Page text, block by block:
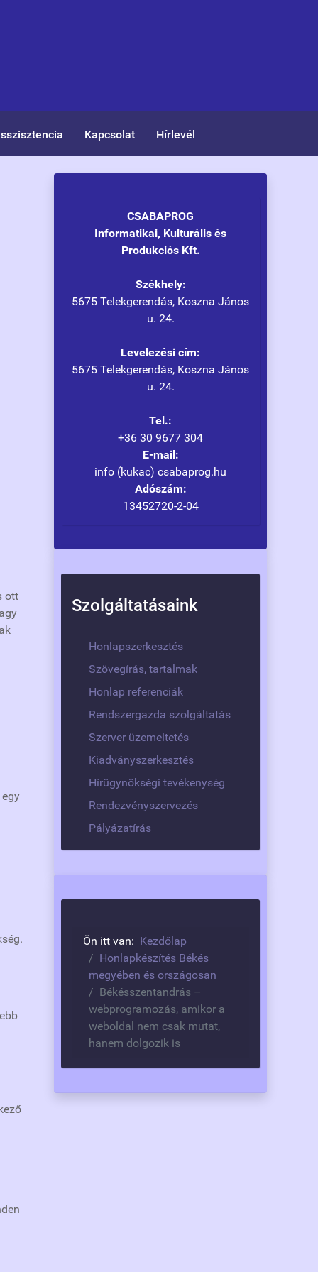
Kapcsolat Hírlevél
ott
CSABAPROG
Informatikai, Kulturális és
Produkciós Kft.
Székhely:
5675 Telekgerendás, Koszna János
u. 24.
Levelezési cím:
5675 Telekgerendás, Koszna János
u. 24.
Tel.:
+36 30 9677 304
E-mail:
info (kukac) csabaprog.hu
Adószám:
13452720-2-04
Szolgáltatásaink
Honlapszerkesztés
Szövegírás, tartalmak
Honlap referenciák
Rendszergazda szolgáltatás
Szerver üzemeltetés
Kiadványszerkesztés
Hírügynökségi tevékenység
Rendezvényszervezés
Pályázatírás
Ön itt van: Kezdőlap
Honlapkészítés Békés
megyében és országosan
Békésszentandrás –
webprogramozás, amikor a
weboldal nem csak mutat,
hanem dolgozik is